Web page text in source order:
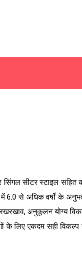
सीटर स्टाइल सहित
से अधिक वर्षों के
अनुकूलन योग्य
के लिए एकदम सही